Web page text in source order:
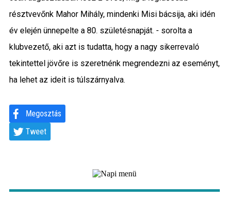
résztvevőnk Mahor Mihály, mindenki Misi bácsija, aki idén
év elején ünnepelte a 80. születésnapját. - sorolta a
klubvezető, aki azt is tudatta, hogy a nagy sikerrevaló
tekintettel jövőre is szeretnénk megrendezni az eseményt,
ha lehet az ideit is túlszárnyalva.
Megosztás
Tweet